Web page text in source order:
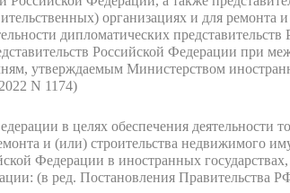
организациях и для ремонта
дипломатических
Российской Федерации при
утверждаемым Министерством
N 1174)
в целях обеспечения деятельности
и (или) строительства недвижимого
Федерации в иностранных
(в ред. Постановления Правительства